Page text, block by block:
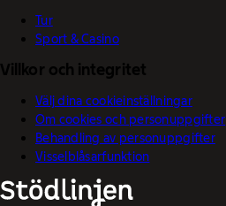
Tur
Sport & Casino
Villkor och integritet
Välj dina cookieinställningar
Om cookies och personuppgifter
Behandling av personuppgifter
Visselblåsarfunktion